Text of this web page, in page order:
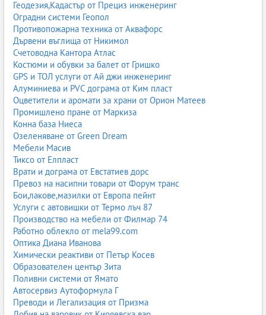
Геодезия,Кадастър от Прециз инженеринг
Оградни системи Геопол
Противопожарна техника от Аквафорс
Дървени въглища от Никимол
Счетоводна Кантора Атлас
Костюми и обувки за балет от Гришко
GPS и ТОЛ услуги от Ай джи инженеринг
Алуминиева и PVC дограма от Ким пласт
Оцветители и аромати за храни от Орион Матеев
Промишлено пране от Маркиза
Конна база Ниеса
Озеленяване от Green Dream
Мебели Масив
Тиксо от Елпласт
Врати и дограма от Евстатиев дорс
Превоз на насипни товари от Форум транс
Бои,лакове,мазилки от Европа пейнт
Услуги с автовишки от Термо лъч 87
Производство на мебели от Филмар 74
Работно облекло от mela99.com
Оптика Диана Иванова
Химически реактиви от Петър Косев
Образователен център Зита
Поливни системи от Ямато
Автосервиз Аутоформула Г
Преводи и Легализация от Призма